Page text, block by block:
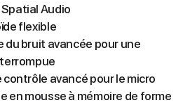
Audio
flexible
du bruit avancée pour une
avancé pour le micro
en mousse à mémoire de forme